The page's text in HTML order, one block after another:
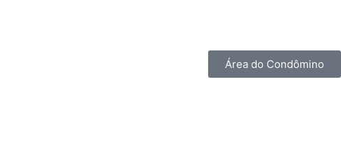
Área do Condômino